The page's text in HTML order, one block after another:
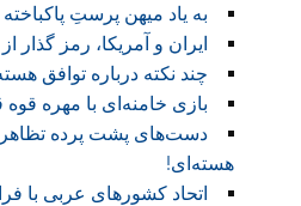
به یاد میهن پرستِ
ایران و آمریکا، رمز گذار
چند نکته درباره توافق
بازی خامنه‌ای با مهره
دست‌های پشت پرده
هسته‌ای!
اتحاد کشورهای عربی با